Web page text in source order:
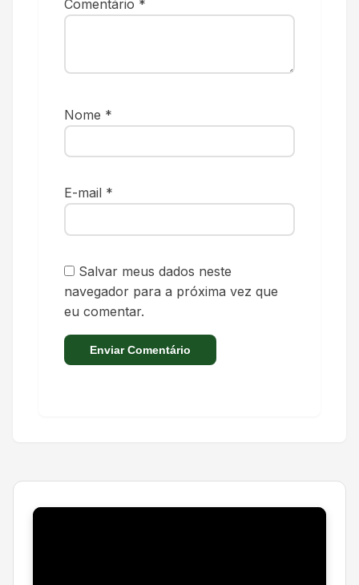
Comentário *
Nome *
E-mail *
Salvar meus dados neste
navegador para a próxima vez que
eu comentar.